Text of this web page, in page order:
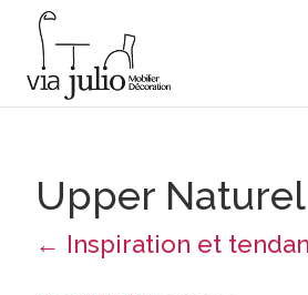
Upper
← Inspiration et